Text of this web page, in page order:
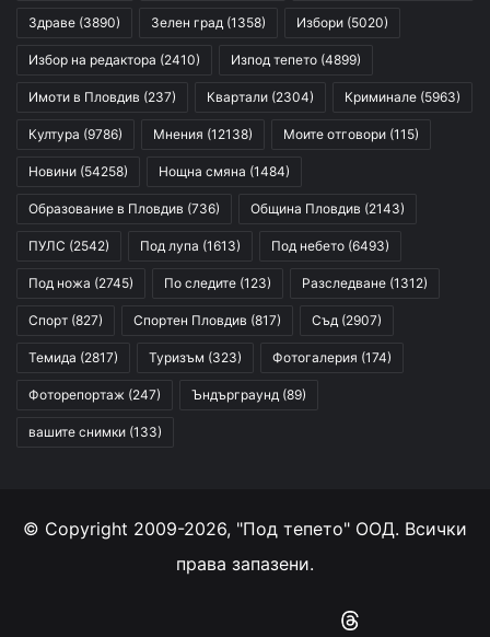
Здраве (3890) Зелен град (1358) Избори (5020)
Избор на редактора (2410) Изпод тепето (4899)
Имоти в Пловдив (237) Квартали (2304) Криминале (5963)
Култура (9786) Мнения (12138) Моите отговори (115)
Новини (54258) Нощна смяна (1484)
Образование в Пловдив (736) Община Пловдив (2143)
ПУЛС (2542) Под лупа (1613) Под небето (6493)
Под ножа (2745) По следите (123) Разследване (1312)
Спорт (827) Спортен Пловдив (817) Съд (2907)
Темида (2817) Туризъм (323) Фотогалерия (174)
Фоторепортаж (247) Ъндърграунд (89)
вашите снимки (133)
© Copyright 2009-2026, "Под тепето" ООД. Всички
права запазени.
Instagram
RSS